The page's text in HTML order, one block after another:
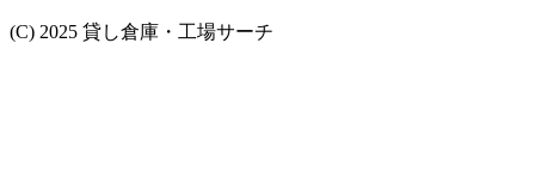
(C) 2025 貸し倉庫・工場サーチ